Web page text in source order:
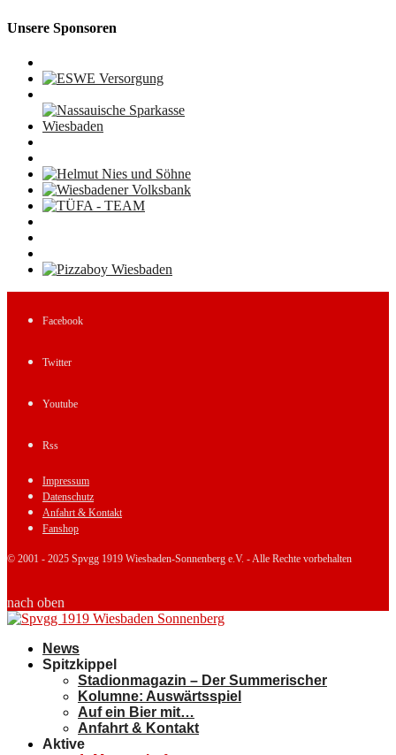
Unsere Sponsoren
Facebook
Twitter
Youtube
Rss
Impressum
Datenschutz
Anfahrt & Kontakt
Fanshop
© 2001 - 2025 Spvgg 1919 Wiesbaden-Sonnenberg e.V. - Alle Rechte vorbehalten
nach oben
News
Spitzkippel
Stadionmagazin – Der Summerischer
Kolumne: Auswärtsspiel
Auf ein Bier mit…
Anfahrt & Kontakt
Aktive